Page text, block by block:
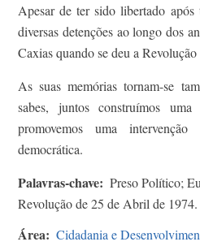
Apesar de ter sido libertado
diversas detenções ao longo dos
Caxias quando se deu a
As suas memórias tornam-se
sabes, juntos construímos
promovemos uma intervenção
democrática.
Palavras-chave
Preso Político;
Revolução de 25 de Abril de 1974.
Área Cidadania e